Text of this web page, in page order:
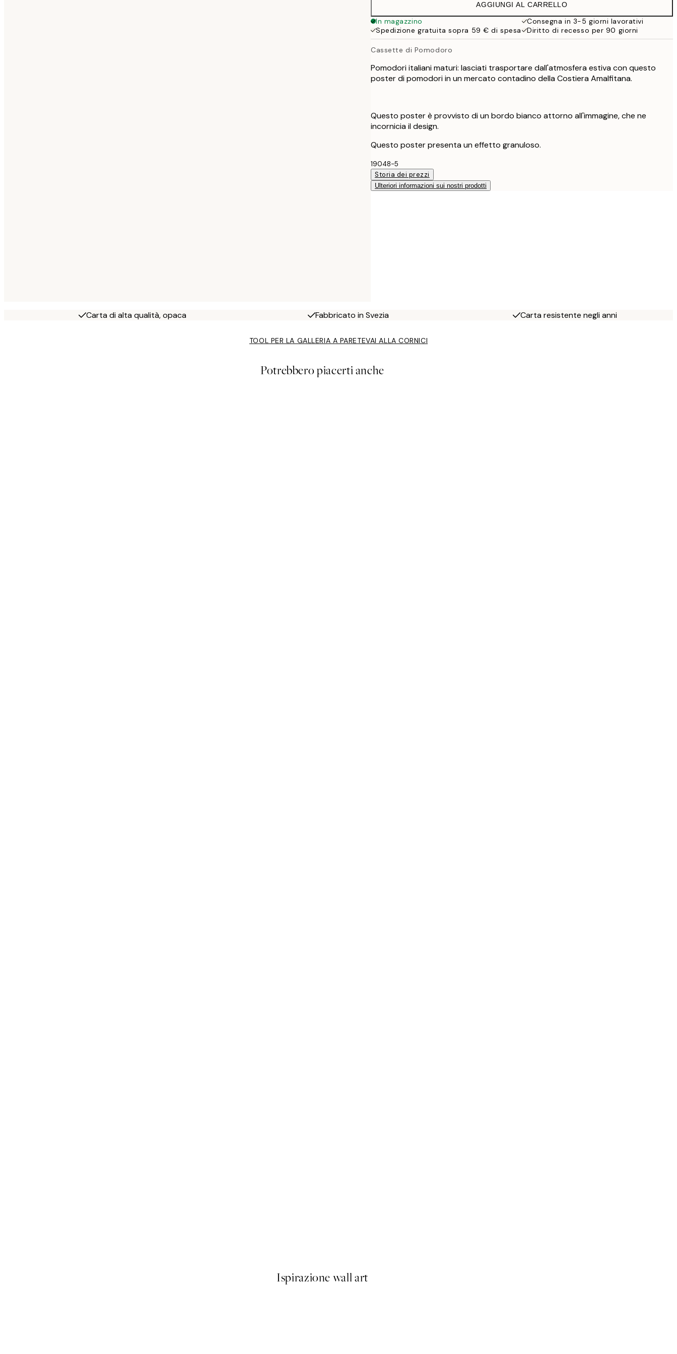
AGGIUNGI AL CARRELLO
In magazzino
Consegna in 3-5 giorni lavorativi
Spedizione gratuita sopra 59 € di spesa
Diritto di recesso per 90 giorni
Cassette di Pomodoro
Pomodori italiani maturi: lasciati trasportare dall'atmosfera estiva con questo
poster di pomodori in un mercato contadino della Costiera Amalfitana.
Questo poster è provvisto di un bordo bianco attorno all'immagine, che ne
incornicia il design.
Questo poster presenta un effetto granuloso.
19048-5
Storia dei prezzi
Ulteriori informazioni sui nostri prodotti
Carta di alta qualità, opaca Fabbricato in Svezia Carta resistente negli anni
TOOL PER LA GALLERIA A PARETEVAI ALLA CORNICI
Potrebbero piacerti anche
Ispirazione wall art